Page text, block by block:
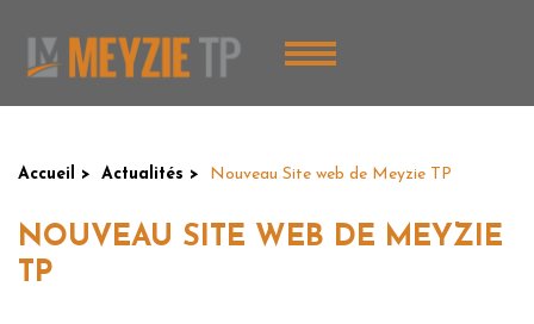
contenu
You
are
here
Accueil Actualités Nouveau Site web de Meyzie TP
NOUVEAU SITE WEB DE MEYZIE
TP